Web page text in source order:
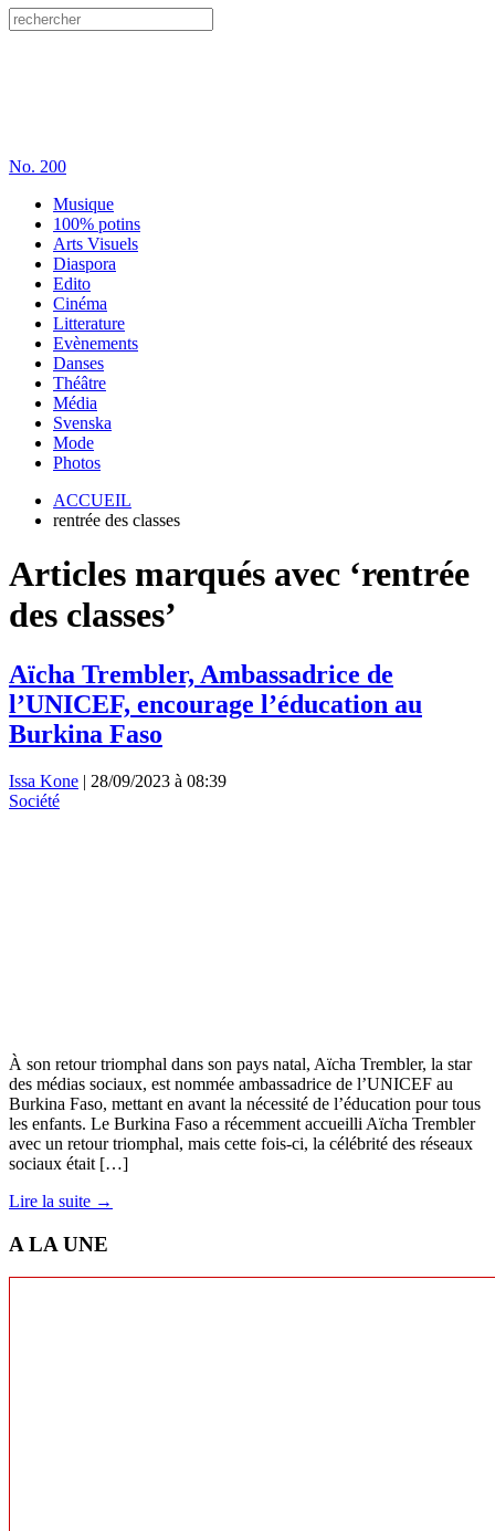
No. 200
Musique
100% potins
Arts Visuels
Diaspora
Edito
Cinéma
Litterature
Evènements
Danses
Théâtre
Média
Svenska
Mode
Photos
ACCUEIL
rentrée des classes
Articles marqués avec ‘rentrée
des classes’
Aïcha Trembler, Ambassadrice de
l’UNICEF, encourage l’éducation au
Burkina Faso
Issa Kone | 28/09/2023 à 08:39
Société
À son retour triomphal dans son pays natal, Aïcha Trembler, la star
des médias sociaux, est nommée ambassadrice de l’UNICEF au
Burkina Faso, mettant en avant la nécessité de l’éducation pour tous
les enfants. Le Burkina Faso a récemment accueilli Aïcha Trembler
avec un retour triomphal, mais cette fois-ci, la célébrité des réseaux
sociaux était […]
Lire la suite →
A LA UNE